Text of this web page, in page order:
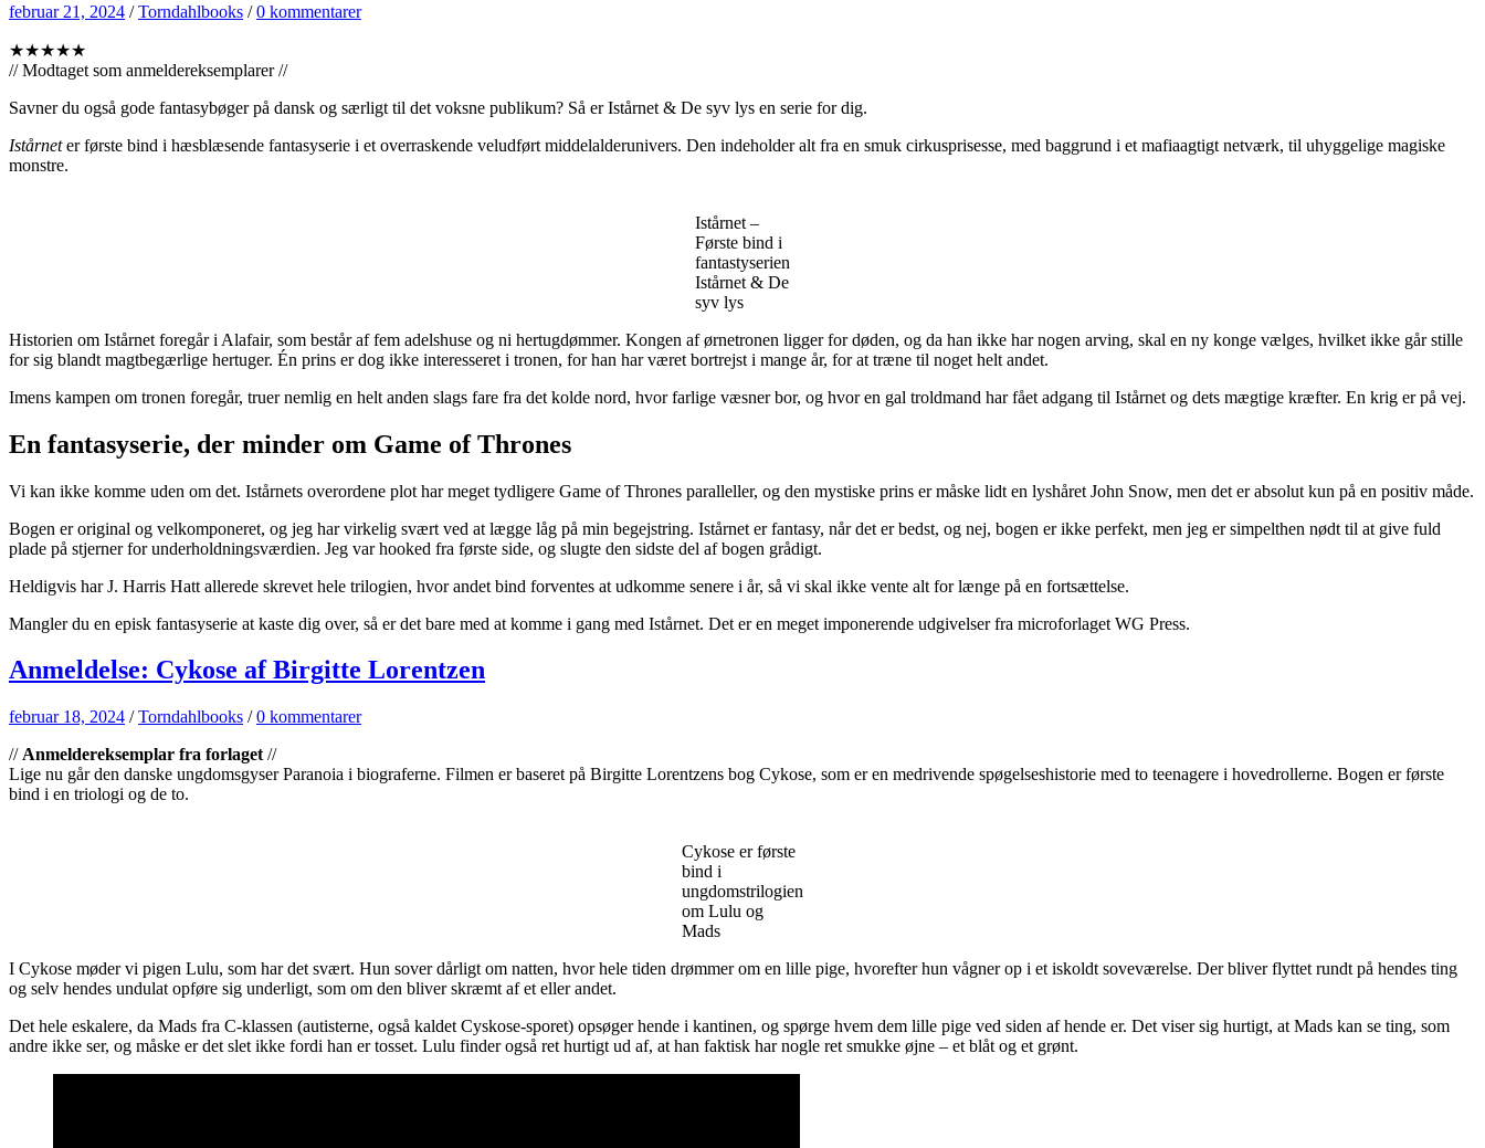
februar 21, 2024 /Torndahlbooks /0 kommentarer
★★★★★
// Modtaget som anmeldereksemplarer //
Savner du også gode fantasybøger på dansk og særligt til det voksne publikum? Så er Istårnet & De syv lys en serie for dig.
Istårneter første bind i hæsblæsende fantasyserie i et overraskende veludført middelalderunivers. Den indeholder alt fra en smuk cirkusprisesse, med baggrund i et mafiaagtigt netværk, til uhyggelige magiske
monstre.
Istårnet –
Første bind i
fantastyserien
Istårnet & De
syv lys
Historien om Istårnet foregår i Alafair, som består af fem adelshuse og ni hertugdømmer. Kongen af ørnetronen ligger for døden, og da han ikke har nogen arving, skal en ny konge vælges, hvilket ikke går stille
for sig blandt magtbegærlige hertuger. Én prins er dog ikke interesseret i tronen, for han har været bortrejst i mange år, for at træne til noget helt andet.
Imens kampen om tronen foregår, truer nemlig en helt anden slags fare fra det kolde nord, hvor farlige væsner bor, og hvor en gal troldmand har fået adgang til Istårnet og dets mægtige kræfter. En krig er på vej.
En fantasyserie, der minder om Game of Thrones
Vi kan ikke komme uden om det. Istårnets overordene plot har meget tydligere Game of Thrones paralleller, og den mystiske prins er måske lidt en lyshåret John Snow, men det er absolut kun på en positiv måde.
Bogen er original og velkomponeret, og jeg har virkelig svært ved at lægge låg på min begejstring. Istårnet er fantasy, når det er bedst, og nej, bogen er ikke perfekt, men jeg er simpelthen nødt til at give fuld
plade på stjerner for underholdningsværdien. Jeg var hooked fra første side, og slugte den sidste del af bogen grådigt.
Heldigvis har J. Harris Hatt allerede skrevet hele trilogien, hvor andet bind forventes at udkomme senere i år, så vi skal ikke vente alt for længe på en fortsættelse.
Mangler du en episk fantasyserie at kaste dig over, så er det bare med at komme i gang med Istårnet. Det er en meget imponerende udgivelser fra microforlaget WG Press.
Anmeldelse: Cykose af Birgitte Lorentzen
februar 18, 2024 /Torndahlbooks /0 kommentarer
// Anmeldereksemplar fra forlaget //
Lige nu går den danske ungdomsgyser Paranoia i biograferne. Filmen er baseret på Birgitte Lorentzens bog Cykose, som er en medrivende spøgelseshistorie med to teenagere i hovedrollerne. Bogen er første
bind i en triologi og de to.
Cykose er første
bind i
ungdomstrilogien
om Lulu og
Mads
I Cykose møder vi pigen Lulu, som har det svært. Hun sover dårligt om natten, hvor hele tiden drømmer om en lille pige, hvorefter hun vågner op i et iskoldt soveværelse. Der bliver flyttet rundt på hendes ting
og selv hendes undulat opføre sig underligt, som om den bliver skræmt af et eller andet.
Det hele eskalere, da Mads fra C-klassen (autisterne, også kaldet Cyskose-sporet) opsøger hende i kantinen, og spørge hvem dem lille pige ved siden af hende er. Det viser sig hurtigt, at Mads kan se ting, som
andre ikke ser, og måske er det slet ikke fordi han er tosset. Lulu finder også ret hurtigt ud af, at han faktisk har nogle ret smukke øjne – et blåt og et grønt.